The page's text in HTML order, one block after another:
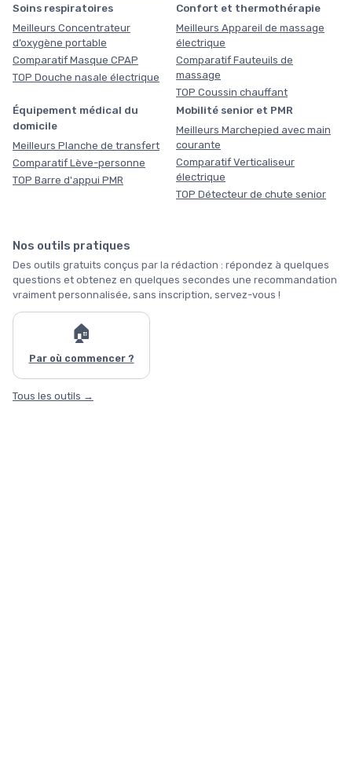
Soins respiratoires
Meilleurs Concentrateur
d’oxygène portable
Comparatif Masque CPAP
TOP Douche nasale électrique
Confort et thermothérapie
Meilleurs Appareil de massage
électrique
Comparatif Fauteuils de
massage
TOP Coussin chauffant
Équipement médical du
domicile
Meilleurs Planche de transfert
Comparatif Lève-personne
TOP Barre d'appui PMR
Mobilité senior et PMR
Meilleurs Marchepied avec main
courante
Comparatif Verticaliseur
électrique
TOP Détecteur de chute senior
Nos outils pratiques
Des outils gratuits conçus par la rédaction : répondez à quelques
questions et obtenez en quelques secondes une recommandation
vraiment personnalisée, sans inscription, servez-vous !
🏠
Par où commencer ?
Tous les outils →